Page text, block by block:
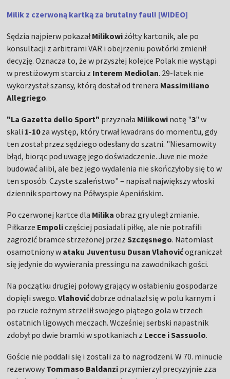
Milik z czerwoną kartką za brutalny faul! [WIDEO]
Sędzia najpierw pokazałMilikowiżółty kartonik, ale po
konsultacji z arbitrami VAR i obejrzeniu powtórki zmienił
decyzję. Oznacza to, że w przyszłej kolejce Polak nie wystąpi
w prestiżowym starciu z Interem Mediolan. 29-latek nie
wykorzystał szansy, którą dostał od trenera Massimiliano
Allegriego.
"La Gazetta dello Sport" przyznała Milikowi notę "3" w
skali 1-10za występ, który trwał kwadrans do momentu, gdy
ten został przez sędziego odesłany do szatni. "Niesamowity
błąd, biorąc pod uwagę jego doświadczenie. Juve nie może
budować alibi, ale bez jego wydalenia nie skończyłoby się to w
ten sposób. Czyste szaleństwo" – napisał największy włoski
dziennik sportowy na Półwyspie Apenińskim.
Po czerwonej kartce dla Milika obraz gry uległ zmianie.
Piłkarze Empoliczęściej posiadali piłkę, ale nie potrafili
zagrozić bramce strzeżonej przezSzczęsnego. Natomiast
osamotniony w ataku Juventusu Dusan Vlahovićograniczał
się jedynie do wywierania pressingu na zawodnikach gości.
Na początku drugiej połowy grający w osłabieniu gospodarze
dopięli swego.Vlahovićdobrze odnalazł się w polu karnym i
po rzucie rożnym strzelił swojego piątego gola w trzech
ostatnich ligowych meczach. Wcześniej serbski napastnik
zdobył po dwie bramki w spotkaniach z Lecce i Sassuolo.
Goście nie poddali się i zostali za to nagrodzeni. W 70. minucie
rezerwowy Tommaso Baldanzi przymierzył precyzyjnie zza